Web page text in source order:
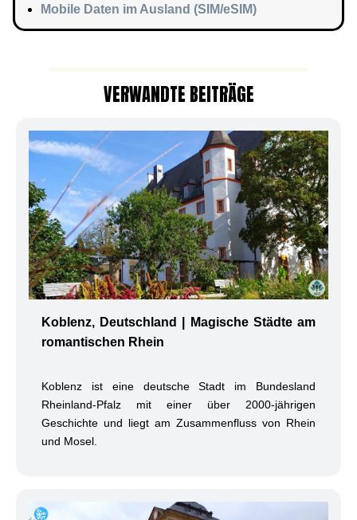
Mobile Daten im Ausland (SIM/eSIM)
VERWANDTE BEITRÄGE
Koblenz, Deutschland | Magische Städte am
romantischen Rhein
Koblenz ist eine deutsche Stadt im Bundesland
Rheinland-Pfalz mit einer über 2000-jährigen
Geschichte und liegt am Zusammenfluss von Rhein
und Mosel.